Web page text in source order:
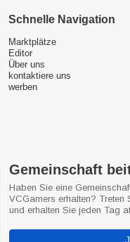
Schnelle Navigation
Marktplätze
Editor
Über uns
kontaktiere uns
werben
Gemeinschaft
Haben Sie eine
VCGamers erhalten? Treten
und erhalten Sie jeden Tag